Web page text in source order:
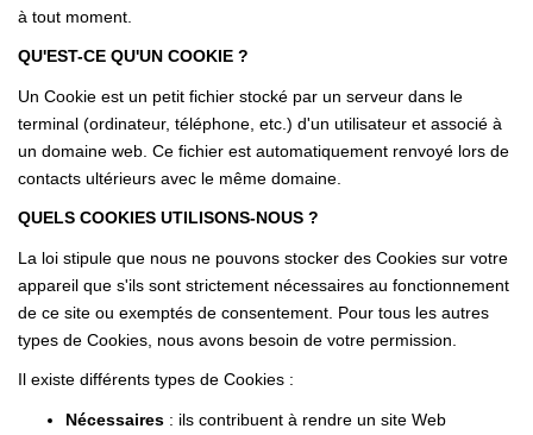
CONTACT
à tout moment.
QU'EST-CE QU'UN COOKIE ?
Un Cookie est un petit fichier stocké par un serveur dans le
terminal (ordinateur, téléphone, etc.) d'un utilisateur et associé à
un domaine web. Ce fichier est automatiquement renvoyé lors de
contacts ultérieurs avec le même domaine.
QUELS COOKIES UTILISONS-NOUS ?
La loi stipule que nous ne pouvons stocker des Cookies sur votre
appareil que s'ils sont strictement nécessaires au fonctionnement
de ce site ou exemptés de consentement. Pour tous les autres
types de Cookies, nous avons besoin de votre permission.
Il existe différents types de Cookies :
Nécessaires : ils contribuent à rendre un site Web